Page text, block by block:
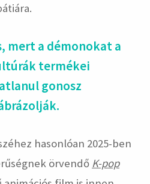
mert a démonokat a
termékei
gonosz
hasonlóan 2025-ben
örvendő K-pop